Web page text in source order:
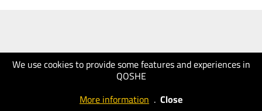
We use cookies to provide some features and experiences in
QOSHE
More information . Close